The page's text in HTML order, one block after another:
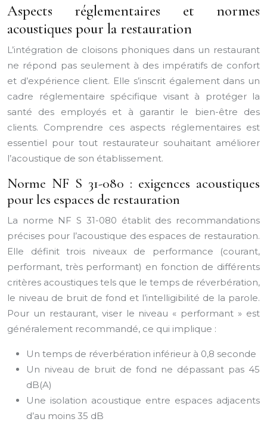
Aspects réglementaires et normes
acoustiques pour la restauration
L’intégration de cloisons phoniques dans un restaurant
ne répond pas seulement à des impératifs de confort
et d’expérience client. Elle s’inscrit également dans un
cadre réglementaire spécifique visant à protéger la
santé des employés et à garantir le bien-être des
clients. Comprendre ces aspects réglementaires est
essentiel pour tout restaurateur souhaitant améliorer
l’acoustique de son établissement.
Norme NF S 31-080 : exigences acoustiques
pour les espaces de restauration
La norme NF S 31-080 établit des recommandations
précises pour l’acoustique des espaces de restauration.
Elle définit trois niveaux de performance (courant,
performant, très performant) en fonction de différents
critères acoustiques tels que le temps de réverbération,
le niveau de bruit de fond et l’intelligibilité de la parole.
Pour un restaurant, viser le niveau « performant » est
généralement recommandé, ce qui implique :
Un temps de réverbération inférieur à 0,8 seconde
Un niveau de bruit de fond ne dépassant pas 45
dB(A)
Une isolation acoustique entre espaces adjacents
d’au moins 35 dB